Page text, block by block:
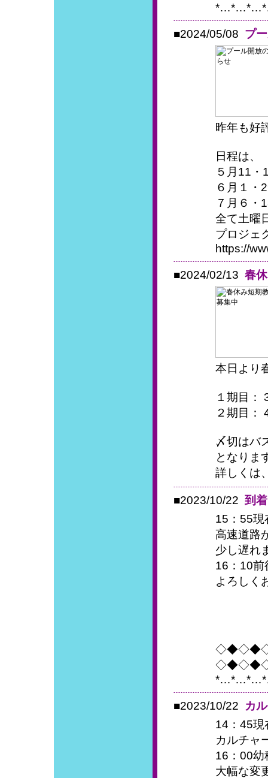
■2024/05/08 プ
昨年も好
日程は、
５月11・
６月１・
７月６・
全て土曜
プロジェ
https://
■2024/02/13 春
本日より
１期目：
２期目：
〆切はバ
となりま
詳しくは
■2023/10/22 到
15：55現
高速道路
少し遅れ
16：10前
よろしく
■2023/10/22
カ
14：45現
カルチャ
16：00幼
大幅な変